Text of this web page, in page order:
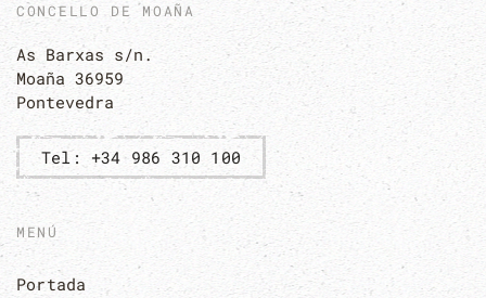
CONCELLO DE MOAÑA
As Barxas s/n.
Moaña 36959
Pontevedra
Tel: +34 986 310 100
MENÚ
Portada